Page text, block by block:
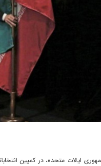
ایالات متحده، در کمپین